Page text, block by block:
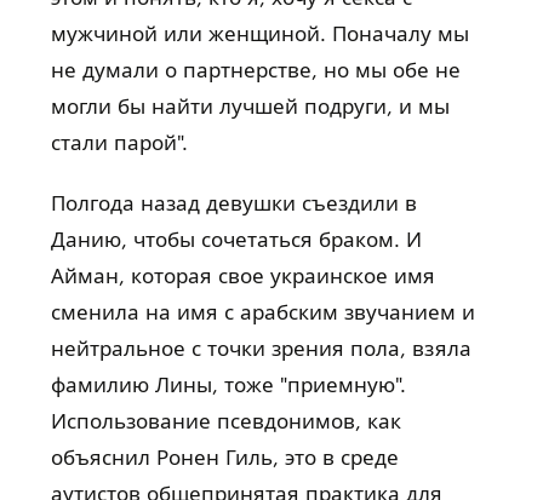
мужчиной или женщиной. Поначалу мы
не думали о партнерстве, но мы обе не
могли бы найти лучшей подруги, и мы
стали парой".
Полгода назад девушки съездили в
Данию, чтобы сочетаться браком. И
Айман, которая свое украинское имя
сменила на имя с арабским звучанием и
нейтральное с точки зрения пола, взяла
фамилию Лины, тоже "приемную".
Использование псевдонимов, как
объяснил Ронен Гиль, это в среде
аутистов общепринятая практика для